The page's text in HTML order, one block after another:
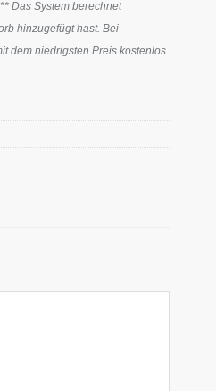
** Das System berechnet
hinzugefügt hast. Bei
dem niedrigsten Preis kostenlos